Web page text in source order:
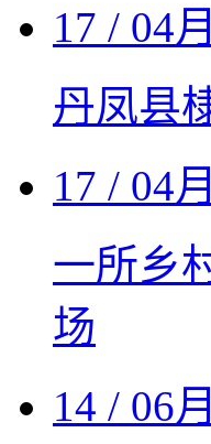
17 / 04月
丹凤县
17 / 04月
一所乡
场
14 / 06月